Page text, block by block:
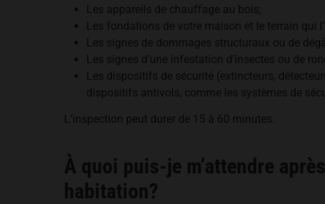
Les appareils de chauffage au bois;
Les fondations de votre maison et le terrain qui
Les signes de dommages structuraux ou de
Les signes d’une infestation d’insectes ou de
Les dispositifs de sécurité (extincteurs,
dispositifs antivols, comme les systèmes de
L’inspection peut durer de 15 à 60 minutes.
À quoi puis-je m’attendre
habitation?